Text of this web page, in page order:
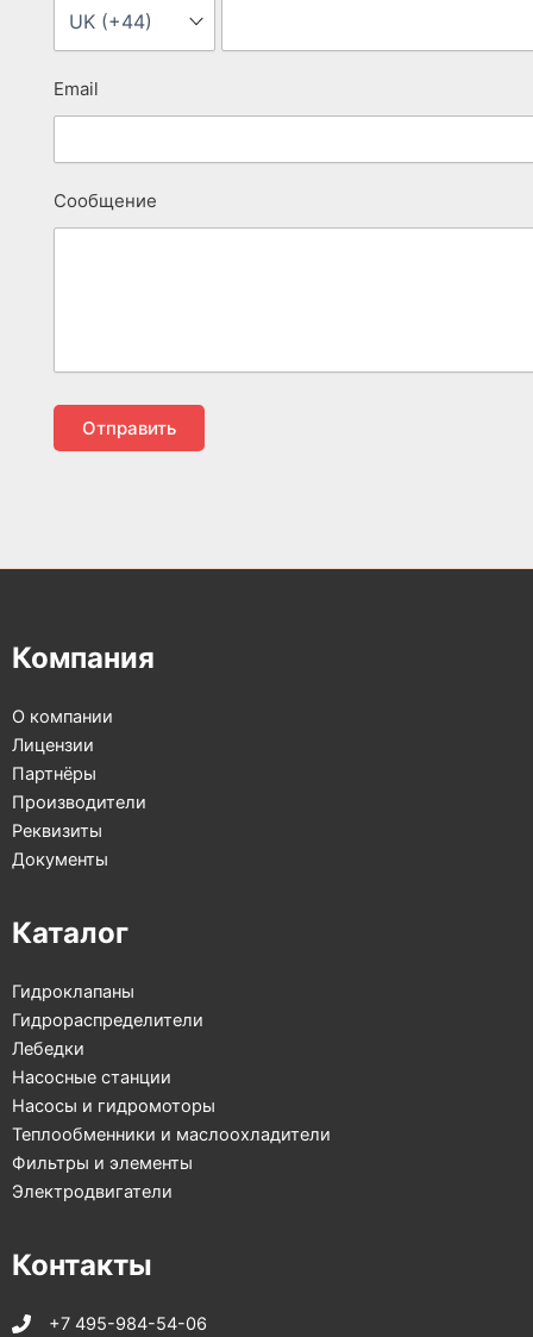
Email
Сообщение
Отправить
Компания
О компании
Лицензии
Партнёры
Производители
Реквизиты
Документы
Каталог
Гидроклапаны
Гидрораспределители
Лебедки
Насосные станции
Насосы и гидромоторы
Теплообменники и маслоохладители
Фильтры и элементы
Электродвигатели
Контакты
+7 495-984-54-06